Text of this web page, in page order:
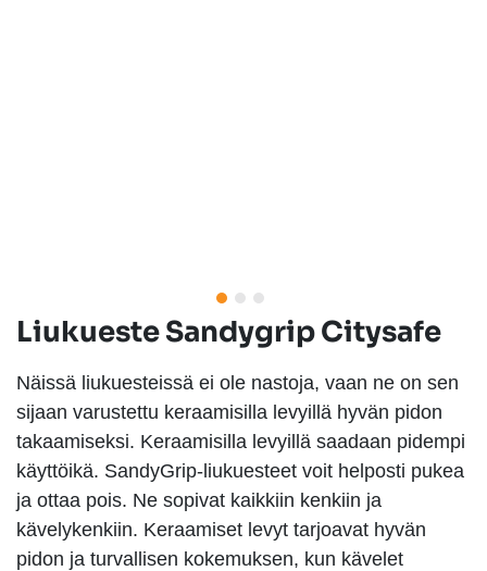
Liukueste Sandygrip Citysafe
Näissä liukuesteissä ei ole nastoja, vaan ne on sen
sijaan varustettu keraamisilla levyillä hyvän pidon
takaamiseksi. Keraamisilla levyillä saadaan pidempi
käyttöikä. SandyGrip-liukuesteet voit helposti pukea
ja ottaa pois. Ne sopivat kaikkiin kenkiin ja
kävelykenkiin. Keraamiset levyt tarjoavat hyvän
pidon ja turvallisen kokemuksen, kun kävelet